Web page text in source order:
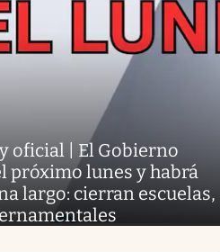
oficial | El Gobierno
próximo lunes y habrá
largo: cierran escuelas,